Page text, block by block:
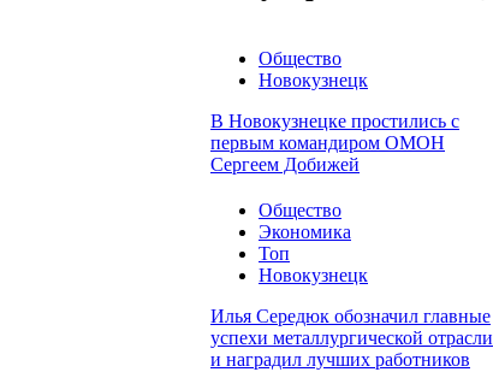
Общество
Новокузнецк
В Новокузнецке простились с
первым командиром ОМОН
Сергеем Добижей
Общество
Экономика
Топ
Новокузнецк
Илья Середюк обозначил главные
успехи металлургической отрасли
и наградил лучших работников